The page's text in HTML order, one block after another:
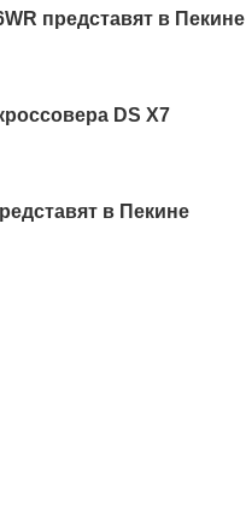
представят в Пекине
DS X7
в Пекине